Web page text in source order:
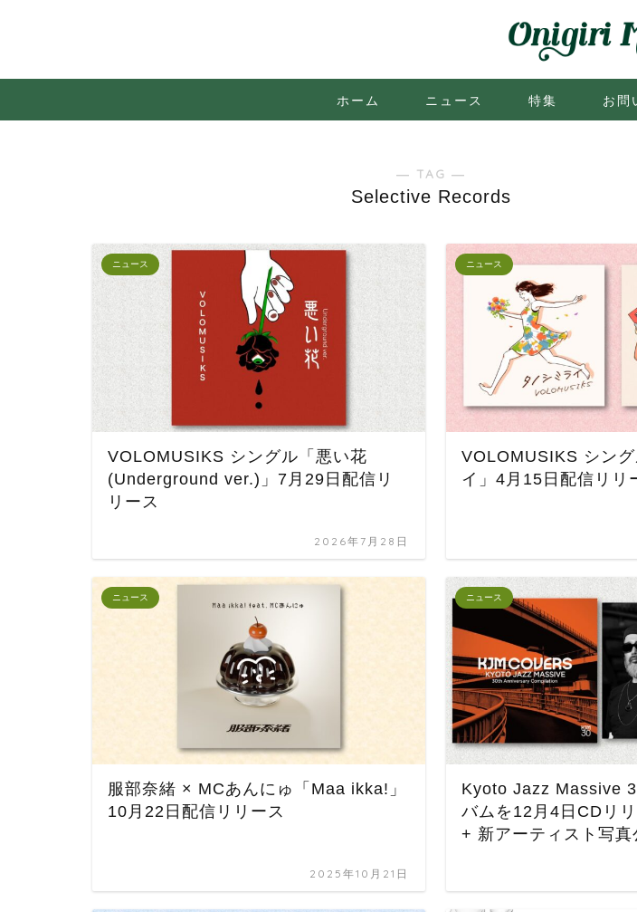
ホーム ニュース 特集 お問
― TAG ―
Selective Records
ニュース
VOLOMUSIKS シングル「悪い花
(Underground ver.)」7月29日配信リ
リース
2026年7月28日
ニュース
VOLOMUSIKS シン
イ」4月15日配信リリ
ニュース
服部奈緒 × MCあんにゅ「Maa ikka!」
10月22日配信リリース
2025年10月21日
ニュース
Kyoto Jazz Massive
バムを12月4日CDリ
+ 新アーティスト写真